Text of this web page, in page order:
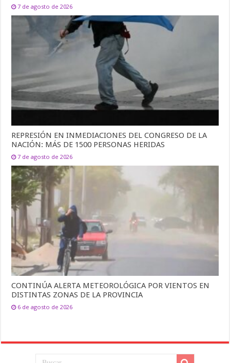
7 de agosto de 2026
REPRESIÓN EN INMEDIACIONES DEL CONGRESO DE LA
NACIÓN: MÁS DE 1500 PERSONAS HERIDAS
7 de agosto de 2026
CONTINÚA ALERTA METEOROLÓGICA POR VIENTOS EN
DISTINTAS ZONAS DE LA PROVINCIA
6 de agosto de 2026